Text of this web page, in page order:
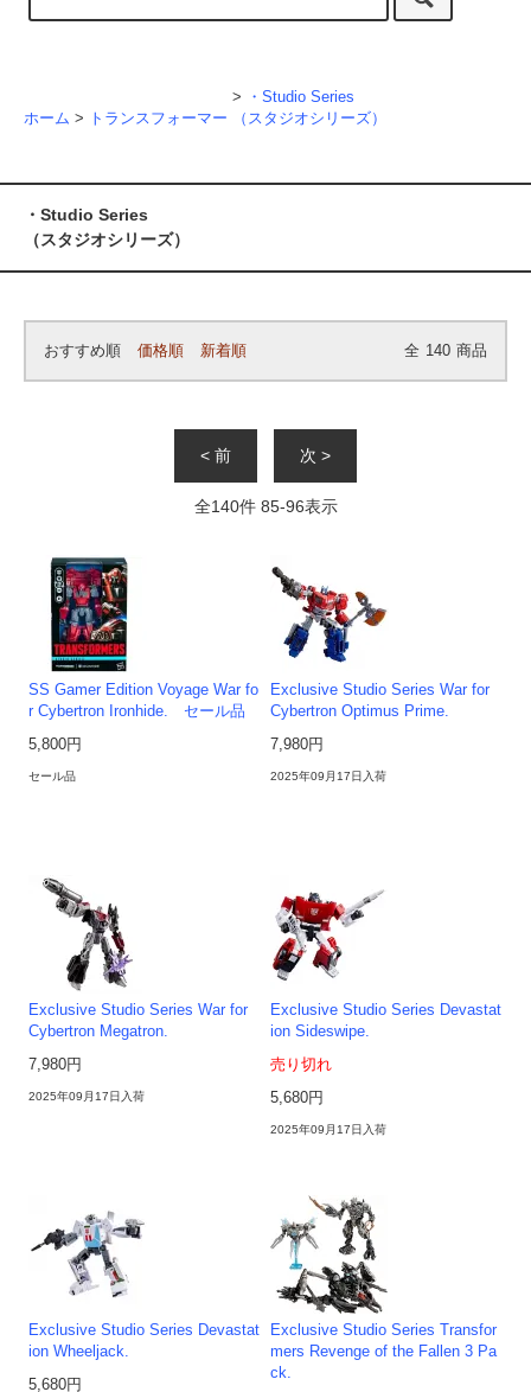
ホーム > トランスフォーマー
>
・Studio Series
（スタジオシリーズ）
・Studio Series
（スタジオシリーズ）
おすすめ順 価格順 新着順 全 140 商品
< 前 次 >
全140件 85-96表示
SS Gamer Edition Voyage War fo
r Cybertron Ironhide. セール品
5,800円
セール品
Exclusive Studio Series War for
Cybertron Optimus Prime.
7,980円
2025年09月17日入荷
Exclusive Studio Series War for
Cybertron Megatron.
7,980円
2025年09月17日入荷
Exclusive Studio Series Devastat
ion Sideswipe.
売り切れ
5,680円
2025年09月17日入荷
Exclusive Studio Series Devastat
ion Wheeljack.
5,680円
Exclusive Studio Series Transfor
mers Revenge of the Fallen 3 Pa
ck.